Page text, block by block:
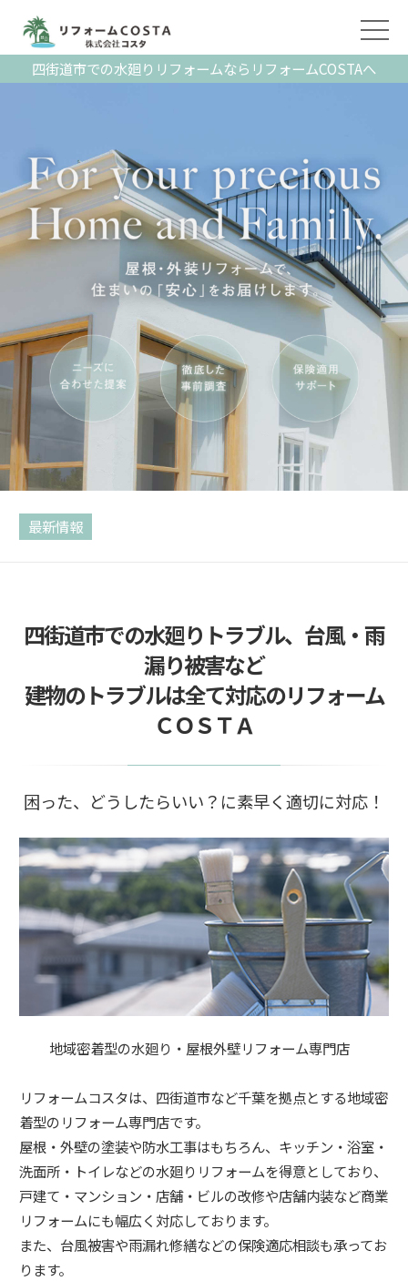
四街道市での水廻りリフォームならリフォームCOSTAへ
最新情報
四街道市での水廻りトラブル、台風・雨
漏り被害など
建物のトラブルは全て対応のリフォーム
ＣＯＳＴＡ
困った、どうしたらいい？に素早く適切に対応！
地域密着型の水廻り・屋根外壁リフォーム専門店
リフォームコスタは、四街道市など千葉を拠点とする地域密
着型のリフォーム専門店です。
屋根・外壁の塗装や防水工事はもちろん、キッチン・浴室・
洗面所・トイレなどの水廻りリフォームを得意としており、
戸建て・マンション・店舗・ビルの改修や店舗内装など商業
リフォームにも幅広く対応しております。
また、台風被害や雨漏れ修繕などの保険適応相談も承ってお
ります。